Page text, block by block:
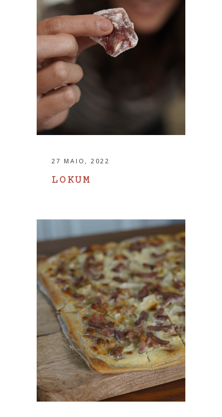
27 MAIO, 2022
LOKUM